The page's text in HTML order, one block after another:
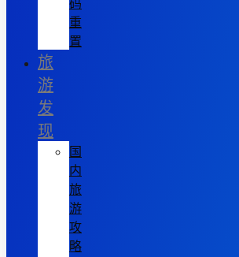
码
重
置
旅
游
发
现
国
内
旅
游
攻
略